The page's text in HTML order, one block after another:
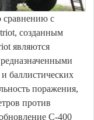
сравнению с
созданным
являются
баллистических
поражения,
против
С-400